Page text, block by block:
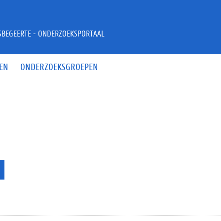
ONDERZOEKSGROEPEN
- ONDERZOEKSPORTAAL